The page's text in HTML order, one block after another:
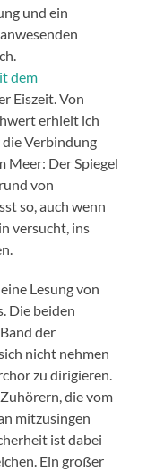
und ein
dem
Eiszeit. Von
erhielt ich
Verbindung
Meer: Der Spiegel
von
so, auch wenn
versucht, ins
Lesung von
Die beiden
der
nicht nehmen
zu dirigieren.
die vom
mitzusingen
ist dabei
Ein großer